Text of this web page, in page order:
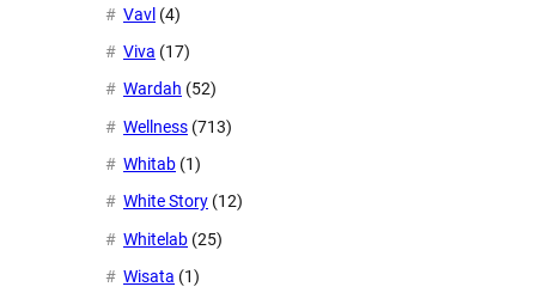
Vavl (4)
Viva (17)
Wardah (52)
Wellness (713)
Whitab (1)
White Story (12)
Whitelab (25)
Wisata (1)